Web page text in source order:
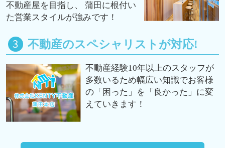
不動産屋を目指し、 蒲田に根付い
た営業スタイルが強みです！
不動産のスペシャリストが対応!
不動産経験10年以上のスタッフが
多数いるため幅広い知識でお客様
の「困った」を「良かった」に変
えていきます！